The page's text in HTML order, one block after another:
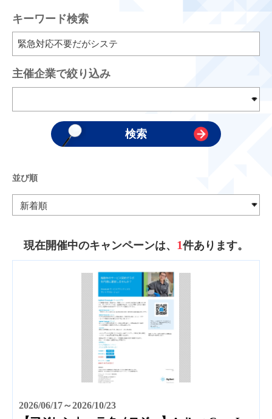
キーワード検索
主催企業で絞り込み
並び順
現在開催中のキャンペーンは、 1件あります。
2026/06/17～2026/10/23